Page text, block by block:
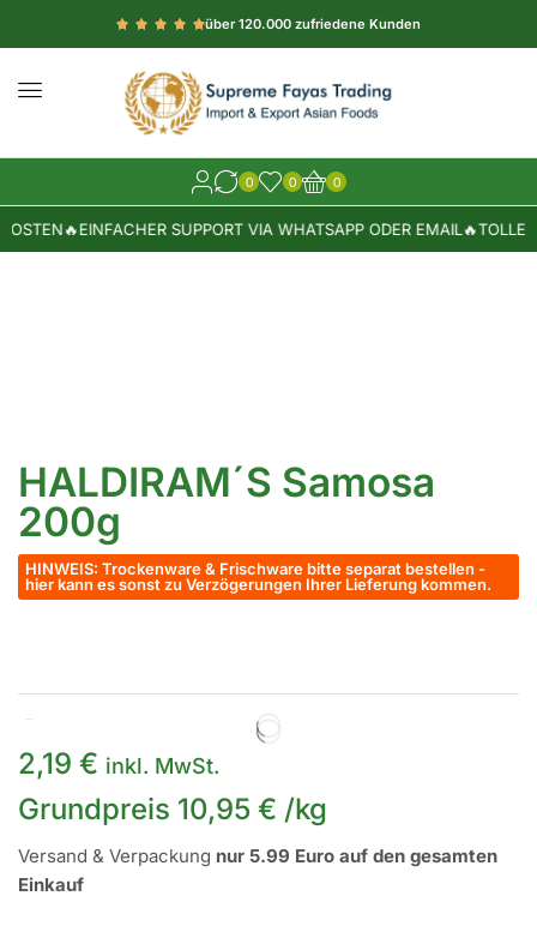
über 120.000 zufriedene Kunden
0 0 0
🔥EINFACHER SUPPORT VIA WHATSAPP ODER EMAIL🔥TOLLE
HALDIRAM´S Samosa
200g
HINWEIS: Trockenware & Frischware bitte separat bestellen -
hier kann es sonst zu Verzögerungen Ihrer Lieferung kommen.
2,19 € inkl. MwSt.
Grundpreis 10,95 € /kg
Versand & Verpackung nur 5.99 Euro auf den gesamten
Einkauf